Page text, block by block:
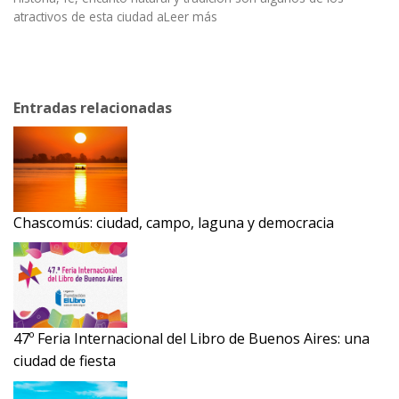
atractivos de esta ciudad aLeer más
Entradas relacionadas
Chascomús: ciudad, campo, laguna y democracia
47º Feria Internacional del Libro de Buenos Aires: una
ciudad de fiesta